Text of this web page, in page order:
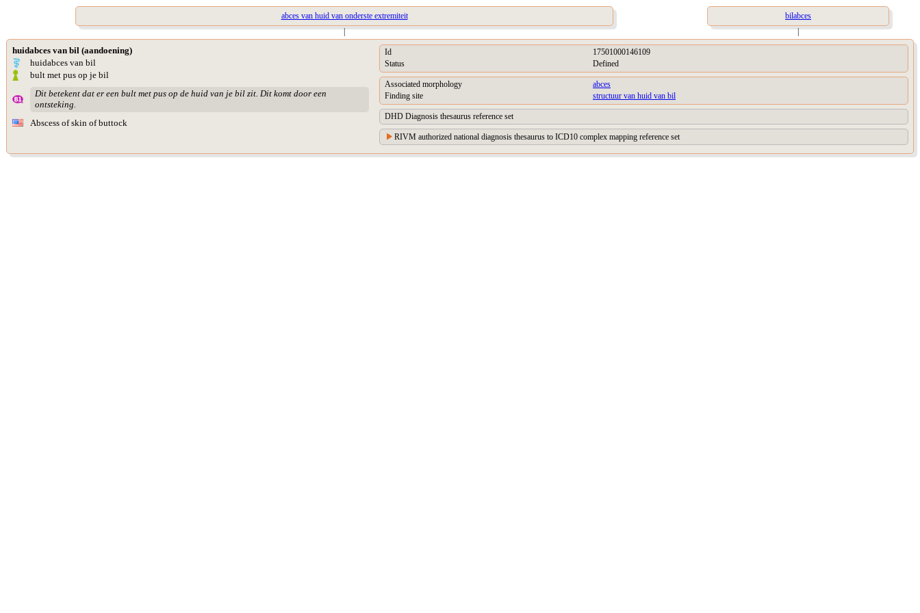
abces van huid van onderste extremiteit
bilabces
|
|
huidabces van bil (aandoening)
huidabces van bil
bult met pus op je bil
Dit betekent dat er een bult met pus op de huid van je bil zit. Dit komt door een
ontsteking.
Abscess of skin of buttock
Id
17501000146109
Status
Defined
Associated morphology
abces
Finding site
structuur van huid van bil
DHD Diagnosis thesaurus reference set
RIVM authorized national diagnosis thesaurus to ICD10 complex mapping reference set